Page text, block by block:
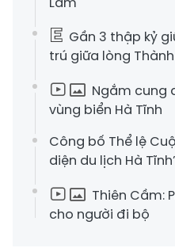
Gần 3 thập kỷ
trú giữa lòng Thành
Ngắm cung
vùng biển Hà Tĩnh
Công bố Thể lệ
diện du lịch Hà
Thiên Cầm:
cho người đi bộ